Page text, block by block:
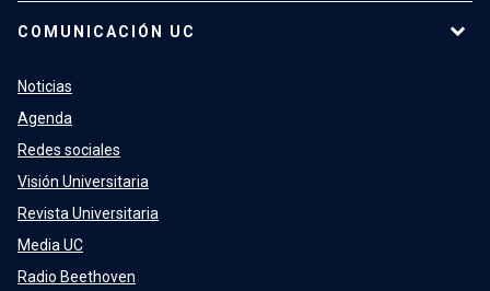
COMUNICACIÓN UC
Noticias
Agenda
Redes sociales
Visión Universitaria
Revista Universitaria
Media UC
Radio Beethoven